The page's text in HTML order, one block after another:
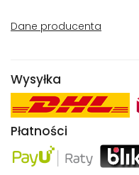
Dane producenta
Wysyłka
Płatności